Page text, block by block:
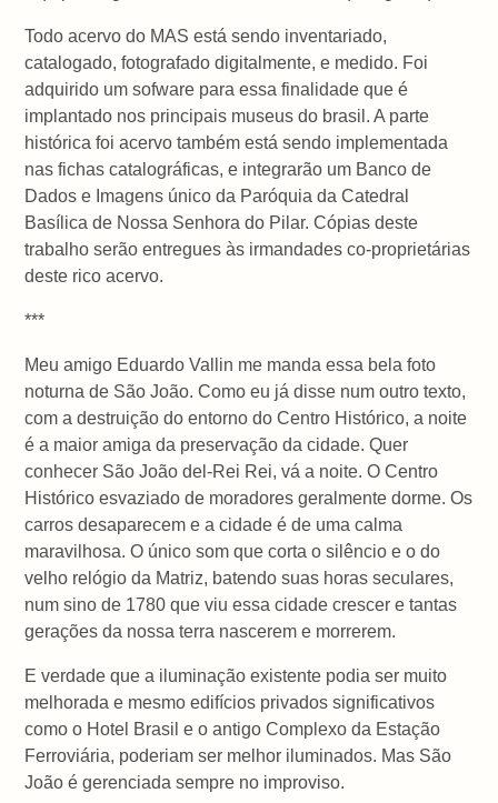
Todo acervo do MAS está sendo inventariado,
catalogado, fotografado digitalmente, e medido. Foi
adquirido um sofware para essa finalidade que é
implantado nos principais museus do brasil. A parte
histórica foi acervo também está sendo implementada
nas fichas catalográficas, e integrarão um Banco de
Dados e Imagens único da Paróquia da Catedral
Basílica de Nossa Senhora do Pilar. Cópias deste
trabalho serão entregues às irmandades co-proprietárias
deste rico acervo.
***
Meu amigo Eduardo Vallin me manda essa bela foto
noturna de São João. Como eu já disse num outro texto,
com a destruição do entorno do Centro Histórico, a noite
é a maior amiga da preservação da cidade. Quer
conhecer São João del-Rei Rei, vá a noite. O Centro
Histórico esvaziado de moradores geralmente dorme. Os
carros desaparecem e a cidade é de uma calma
maravilhosa. O único som que corta o silêncio e o do
velho relógio da Matriz, batendo suas horas seculares,
num sino de 1780que viu essa cidade crescer e tantas
gerações da nossa terra nascerem e morrerem.
E verdade que a iluminação existente podia ser muito
melhorada e mesmo edifícios privados significativos
como o Hotel Brasil e o antigo Complexo da Estação
Ferroviária, poderiam ser melhor iluminados. Mas São
João é gerenciada sempre no improviso.